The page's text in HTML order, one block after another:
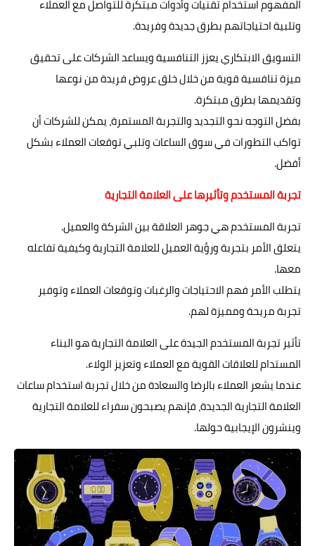
المفهوم استخدام تقنيات وأدوات مبتكرة للتواصل مع العملاء
وتلبية احتياجاتهم بطرق جديدة وفريدة.
التسويق الابتكاري يعزز التنافسية ويساعد الشركات على تحقيق
ميزة تنافسية قوية من خلال خلق عروض فريدة من نوعها
وتقديمها بطرق مبتكرة.
بفضل التوجه نحو التجديد والتجربة المستمرة، يمكن للشركات أن
تواكب التطورات في سوق الساعات وتلبي توقعات العملاء بشكل
أفضل.
تجربة المستخدم وتأثيرها على العلامة التجارية
تجربة المستخدم هي جوهر العلاقة بين الشركة والعميل.
يتعلق الأمر بتجربة ورؤية العميل للعلامة التجارية وكيفية تفاعله
معها.
يتطلب الأمر فهم الاحتياجات والرغبات وتوقعات العملاء وتوفير
تجربة مريحة ومميزة لهم.
تأثير تجربة المستخدم الجيدة على العلامة التجارية هو البناء
المستدام للعلاقات القوية مع العملاء وتعزيز الولاء.
عندما يشعر العملاء بالرضا والسعادة من خلال تجربة استخدام ساعات
العلامة التجارية الجديدة، فإنهم يصبحون سفراء للعلامة التجارية
وينشرون الإيجابية حولها.